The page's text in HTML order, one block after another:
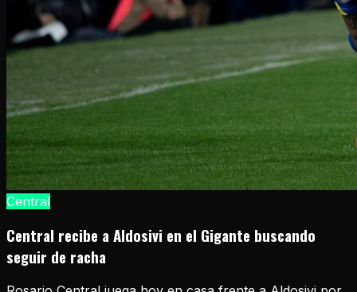
Central
Central recibe a Aldosivi en el Gigante buscando
seguir de racha